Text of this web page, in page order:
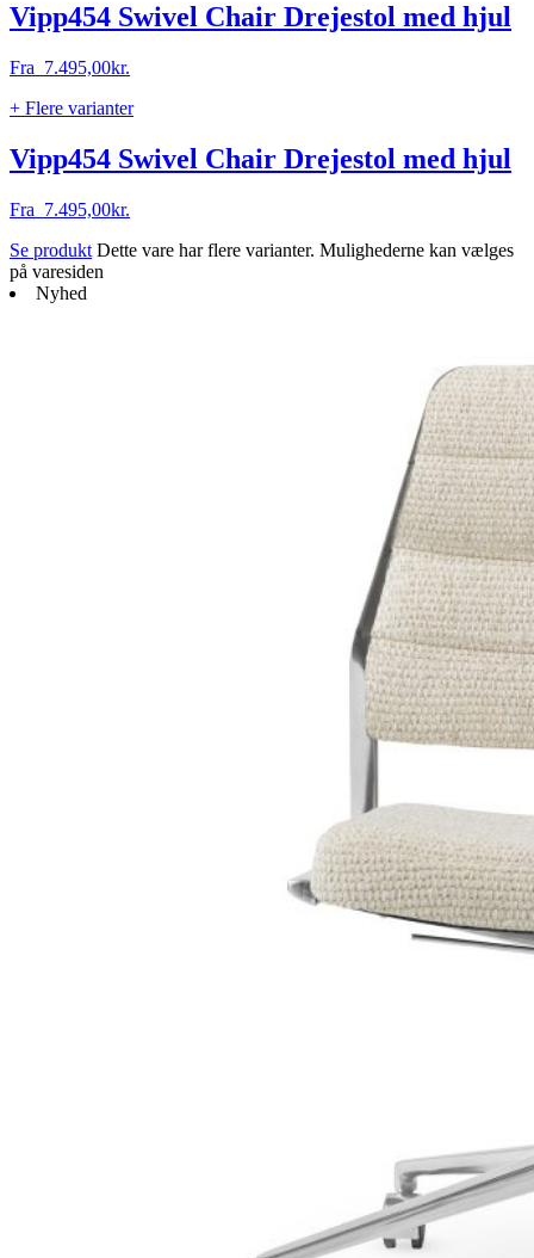
Vipp454 Swivel Chair Drejestol med hjul
Fra 7.495,00kr.
+ Flere varianter
Vipp454 Swivel Chair Drejestol med hjul
Fra 7.495,00kr.
Se produkt Dette vare har flere varianter. Mulighederne kan vælges
på varesiden
Nyhed